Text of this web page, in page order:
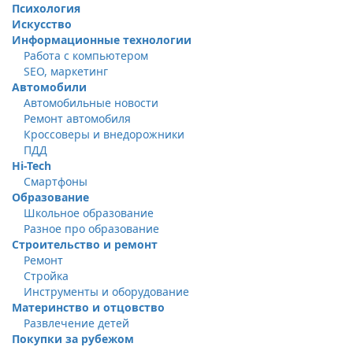
Психология
Искусство
Информационные технологии
Работа с компьютером
SEO, маркетинг
Автомобили
Автомобильные новости
Ремонт автомобиля
Кроссоверы и внедорожники
ПДД
Hi-Tech
Смартфоны
Образование
Школьное образование
Разное про образование
Строительство и ремонт
Ремонт
Стройка
Инструменты и оборудование
Материнство и отцовство
Развлечение детей
Покупки за рубежом